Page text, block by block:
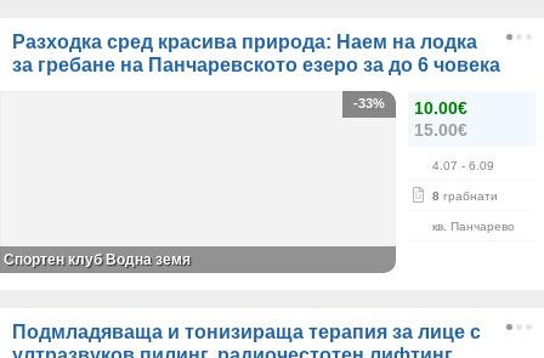
Разходка сред красива природа: Наем на лодка
за гребане на Панчаревското езеро за до 6 човека
10.00€
15.00€
4.07 - 6.09
8 грабнати
кв. Панчарево
-33%
Спортен клуб Водна земя
Подмладяваща и тонизираща терапия за лице с